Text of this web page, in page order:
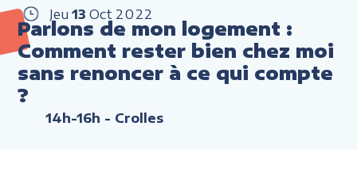
Jeu 13 Oct 2022
Parlons de mon logement :
Comment rester bien chez moi
sans renoncer à ce qui compte
?
14h-16h - Crolles